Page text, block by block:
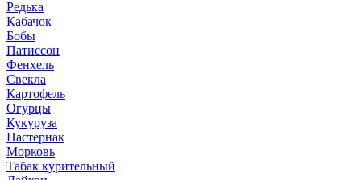
Редька
Кабачок
Бобы
Патиссон
Фенхель
Свекла
Картофель
Огурцы
Кукуруза
Пастернак
Морковь
Табак курительный